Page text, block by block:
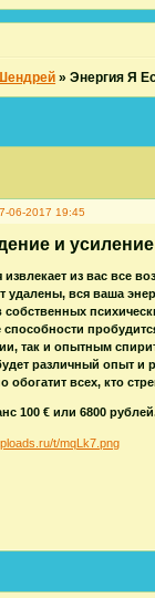
»Энергия Я
06-2017 19:45
и
извлекает из вас все
удалены, вся ваша
способности
так и опытным
различный опыт и
обогатит всех, кто
100 € или 6800